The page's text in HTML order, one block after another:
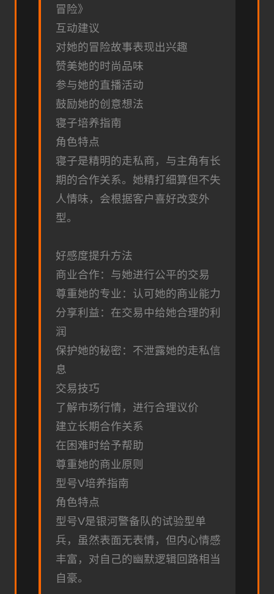
冒险》
互动建议
对她的冒险故事表现出兴趣
赞美她的时尚品味
参与她的直播活动
鼓励她的创意想法
寝子培养指南
角色特点
寝子是精明的走私商，与主角有长
期的合作关系。她精打细算但不失
人情味，会根据客户喜好改变外
型。
好感度提升方法
商业合作：与她进行公平的交易
尊重她的专业：认可她的商业能力
分享利益：在交易中给她合理的利
润
保护她的秘密：不泄露她的走私信
息
交易技巧
了解市场行情，进行合理议价
建立长期合作关系
在困难时给予帮助
尊重她的商业原则
型号V培养指南
角色特点
型号V是银河警备队的试验型单
兵，虽然表面无表情，但内心情感
丰富，对自己的幽默逻辑回路相当
自豪。